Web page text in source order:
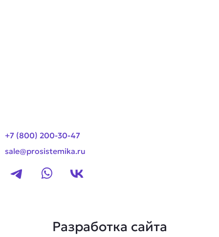
+7 (800) 200-30-47
sale@prosistemika.ru
Разработка сайта